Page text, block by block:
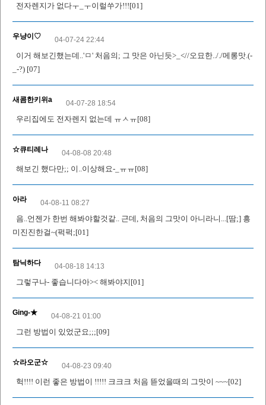
전자렌지가 없다ㅜ_ㅜ이럴쑤가!!![01]
우냥이♡ 04-07-24 22:44
이거 해보긴했는데..'ㅁ' 처음의; 그 맛은 아닌듯>_<//오묘한.././메롱맛.(-
_-?) [07]
새콤한키위a 04-07-28 18:54
우리집에도 전자렌지 없는데 ㅠㅅㅠ[08]
☆큐티레나 04-08-08 20:48
해보긴 했다만;; 이..이상해요-_ㅠㅠ[08]
아라 04-08-11 08:27
음..언젠가 한번 해봐야할것같.. 근데, 처음의 그맛이 아니라니...[땀;] 흥
미진진한걸~(퍽퍽;[01]
탐닉하다 04-08-18 14:13
그렇구나- 좋습니다아>< 해봐야지[01]
Ging-★ 04-08-21 01:00
그런 방법이 있었군요;;;[09]
☆라오군☆ 04-08-23 09:40
헉!!!! 이런 좋은 방법이 !!!!! 크크크 처음 뜯었을때의 그맛이 ~~~[02]